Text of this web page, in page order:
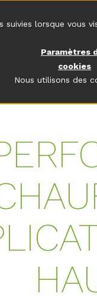
Nous utilisons des
lorsque vous
Paramètres
cookies